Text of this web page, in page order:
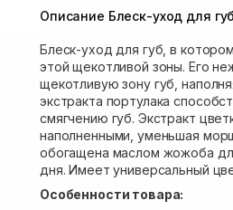
Самовывоз г. Ровно, ул.
Описание Блеск-уход для
Блеск-уход для губ, в
этой щекотливой зоны. Его
щекотливую зону губ,
экстракта портулака
смягчению губ. Экстракт
наполненными, уменьшая
обогащена маслом жожоба
дня. Имеет универсальный
Особенности товара: